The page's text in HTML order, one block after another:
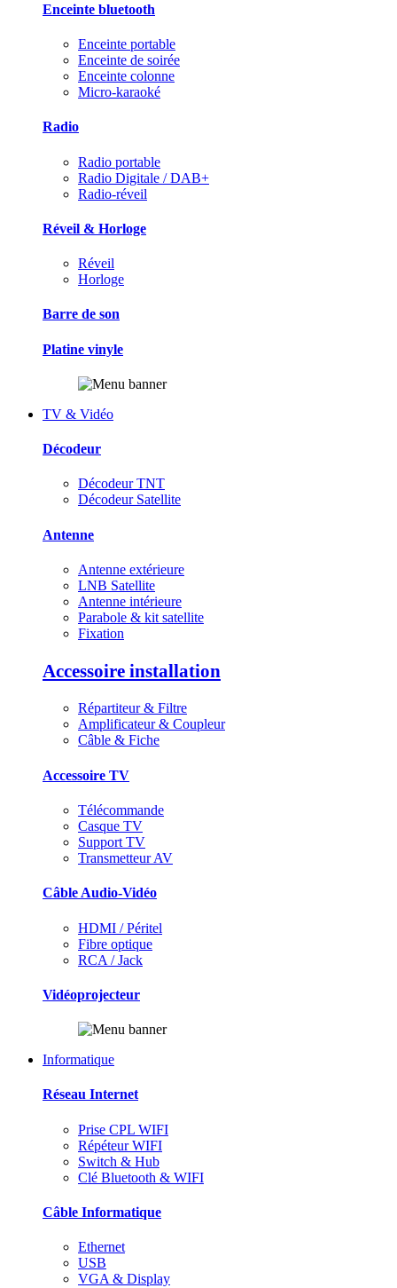
Enceinte bluetooth
Enceinte portable
Enceinte de soirée
Enceinte colonne
Micro-karaoké
Radio
Radio portable
Radio Digitale / DAB+
Radio-réveil
Réveil & Horloge
Réveil
Horloge
Barre de son
Platine vinyle
TV & Vidéo
Décodeur
Décodeur TNT
Décodeur Satellite
Antenne
Antenne extérieure
LNB Satellite
Antenne intérieure
Parabole & kit satellite
Fixation
Accessoire installation
Répartiteur & Filtre
Amplificateur & Coupleur
Câble & Fiche
Accessoire TV
Télécommande
Casque TV
Support TV
Transmetteur AV
Câble Audio-Vidéo
HDMI / Péritel
Fibre optique
RCA / Jack
Vidéoprojecteur
Informatique
Réseau Internet
Prise CPL WIFI
Répéteur WIFI
Switch & Hub
Clé Bluetooth & WIFI
Câble Informatique
Ethernet
USB
VGA & Display